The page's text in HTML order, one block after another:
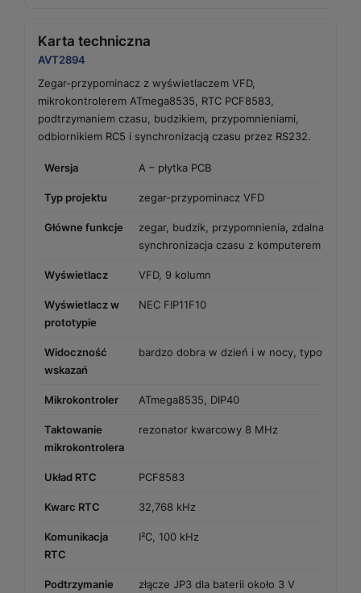
Karta techniczna
AVT2894
Zegar-przypominacz z wyświetlaczem VFD,
mikrokontrolerem ATmega8535, RTC PCF8583,
podtrzymaniem czasu, budzikiem, przypomnieniami,
odbiornikiem RC5 i synchronizacją czasu przez RS232.
Wersja A – płytka PCB
Typ projektu zegar-przypominacz VFD
Główne funkcje
zegar, budzik, przypomnienia, zdalna
synchronizacja czasu z komputerem
Wyświetlacz VFD, 9 kolumn
Wyświetlacz w
prototypie
NEC FIP11F10
Widoczność
wskazań
bardzo dobra w dzień i w nocy, typowa dla
Mikrokontroler ATmega8535, DIP40
Taktowanie
mikrokontrolera
rezonator kwarcowy 8 MHz
Układ RTC PCF8583
Kwarc RTC 32,768 kHz
Komunikacja
RTC
I²C, 100 kHz
Podtrzymanie złącze JP3 dla baterii około 3 V